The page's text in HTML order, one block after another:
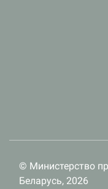
© Министерство
Беларусь, 2026